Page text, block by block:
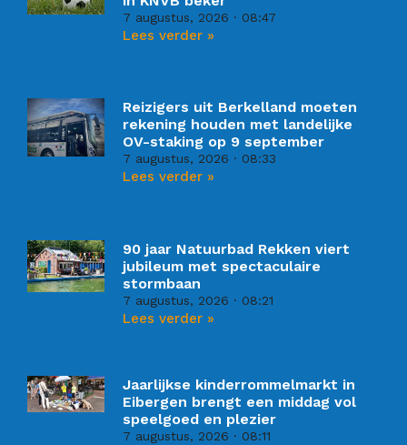
7 augustus, 2026 08:47
Lees verder »
Reizigers uit Berkelland moeten
rekening houden met landelijke
OV-staking op 9 september
7 augustus, 2026 08:33
Lees verder »
90 jaar Natuurbad Rekken viert
jubileum met spectaculaire
stormbaan
7 augustus, 2026 08:21
Lees verder »
Jaarlijkse kinderrommelmarkt in
Eibergen brengt een middag vol
speelgoed en plezier
7 augustus, 2026 08:11